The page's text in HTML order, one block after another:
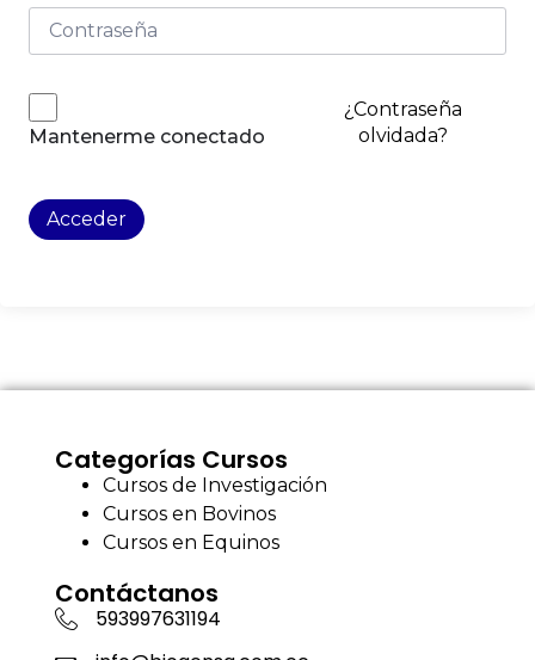
Mantenerme conectado
¿Contraseña
olvidada?
Acceder
Categorías Cursos
Cursos de Investigación
Cursos en Bovinos
Cursos en Equinos
Contáctanos
593997631194
$320,00 + ADD